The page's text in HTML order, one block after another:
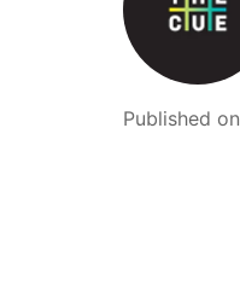
Published on